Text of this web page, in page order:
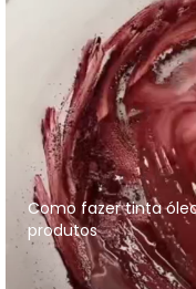
⁣Como fazer tinta
produtos